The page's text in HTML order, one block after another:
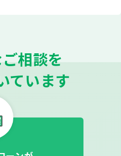
相談を
ています